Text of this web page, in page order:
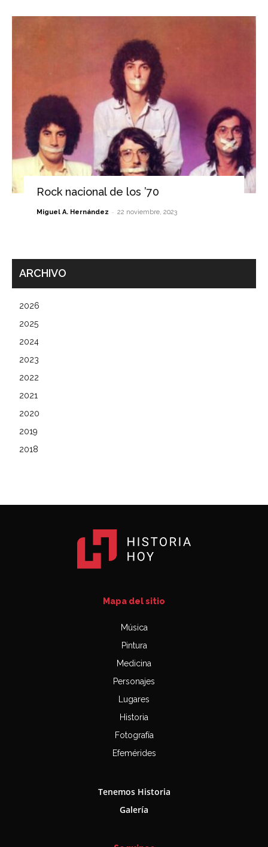
Rock nacional de los ’70
Miguel A. Hernández - 22 noviembre, 2023
ARCHIVO
2026
2025
2024
2023
2022
2021
2020
2019
2018
Mapa del sitio
Música
Pintura
Medicina
Personajes
Lugares
Historia
Fotografía
Efemérides
Tenemos Historia
Galería